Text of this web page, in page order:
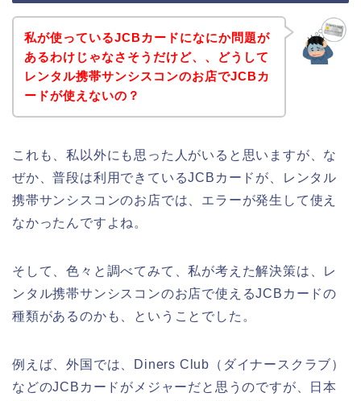
私が使っているJCBカードになにか問題が
あるわけじゃなさそうだけど、、どうして
レンタル携帯サンシスコンのお店でJCBカ
ードが使えないの？
これも、私以外にも思った人がいると思いますが、な
ぜか、普段は利用できているJCBカードが、レンタル
携帯サンシスコンのお店では、エラーが発生して使え
なかったんですよね。
そして、色々と調べてみて、私が考えた解決策は、レ
ンタル携帯サンシスコンのお店で使えるJCBカードの
種類があるのかも、ということでした。
例えば、外国では、Diners Club（ダイナースクラブ）
などのJCBカードがメジャーだと思うのですが、日本